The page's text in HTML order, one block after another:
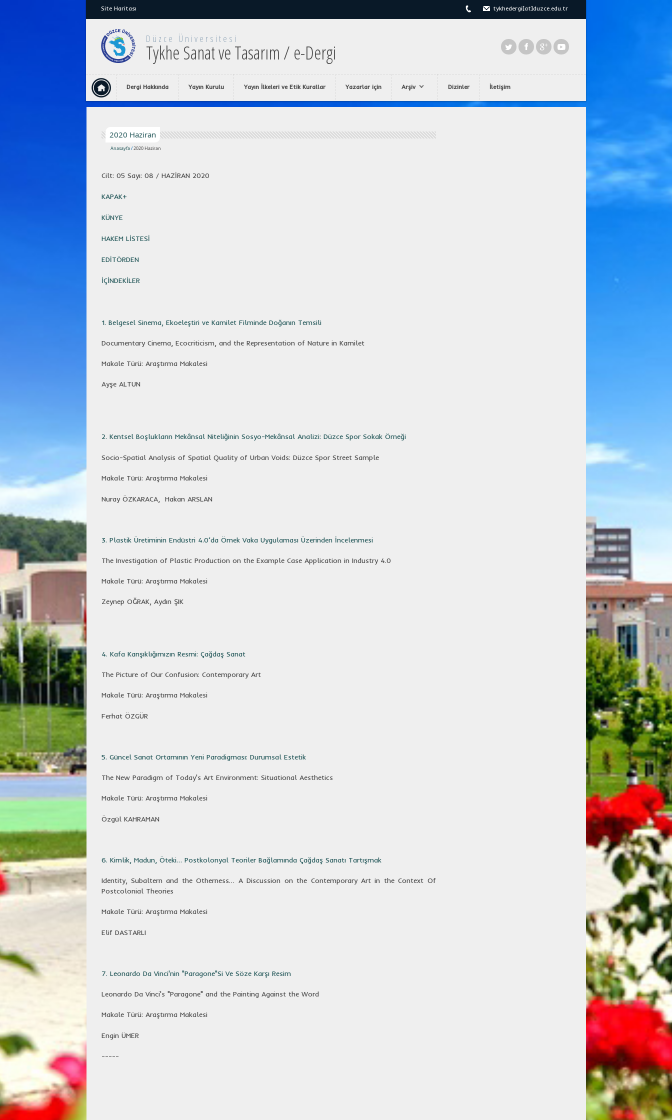
Site Haritası tykhedergi[at]duzce.edu.tr
Düzce Üniversitesi
Tykhe Sanat ve Tasarım / e-Dergi
Dergi Hakkında Yayın Kurulu Yayın İlkeleri ve Etik Kurallar Yazarlar için Arşiv Dizinler İletişim
2020 Haziran
Anasayfa/2020 Haziran
Cilt: 05 Sayı: 08 / HAZİRAN 2020
KAPAK+
KÜNYE
HAKEM LİSTESİ
EDİTÖRDEN
İÇİNDEKİLER
1. Belgesel Sinema, Ekoeleştiri ve Kamilet Filminde Doğanın Temsili
Documentary Cinema, Ecocriticism, and the Representation of Nature in Kamilet
Makale Türü: Araştırma Makalesi
Ayşe ALTUN
2. Kentsel Boşlukların Mekânsal Niteliğinin Sosyo-Mekânsal Analizi: Düzce Spor Sokak Örneği
Socio-Spatial Analysis of Spatial Quality of Urban Voids: Düzce Spor Street Sample
Makale Türü: Araştırma Makalesi
Nuray ÖZKARACA, Hakan ARSLAN
3. Plastik Üretiminin Endüstri 4.0’da Örnek Vaka Uygulaması Üzerinden İncelenmesi
The Investigation of Plastic Production on the Example Case Application in Industry 4.0
Makale Türü: Araştırma Makalesi
Zeynep OĞRAK, Aydın ŞIK
4. Kafa Karışıklığımızın Resmi: Çağdaş Sanat
The Picture of Our Confusion: Contemporary Art
Makale Türü: Araştırma Makalesi
Ferhat ÖZGÜR
5. Güncel Sanat Ortamının Yeni Paradigması: Durumsal Estetik
The New Paradigm of Today's Art Environment: Situational Aesthetics
Makale Türü: Araştırma Makalesi
Özgül KAHRAMAN
6. Kimlik, Madun, Öteki… Postkolonyal Teoriler Bağlamında Çağdaş Sanatı Tartışmak
Identity, Subaltern and the Otherness… A Discussion on the Contemporary Art in the Context Of
Postcolonial Theories
Makale Türü: Araştırma Makalesi
Elif DASTARLI
7. Leonardo Da Vinci'nin "Paragone"Si Ve Söze Karşı Resim
Leonardo Da Vinci's "Paragone" and the Painting Against the Word
Makale Türü: Araştırma Makalesi
Engin ÜMER
-----